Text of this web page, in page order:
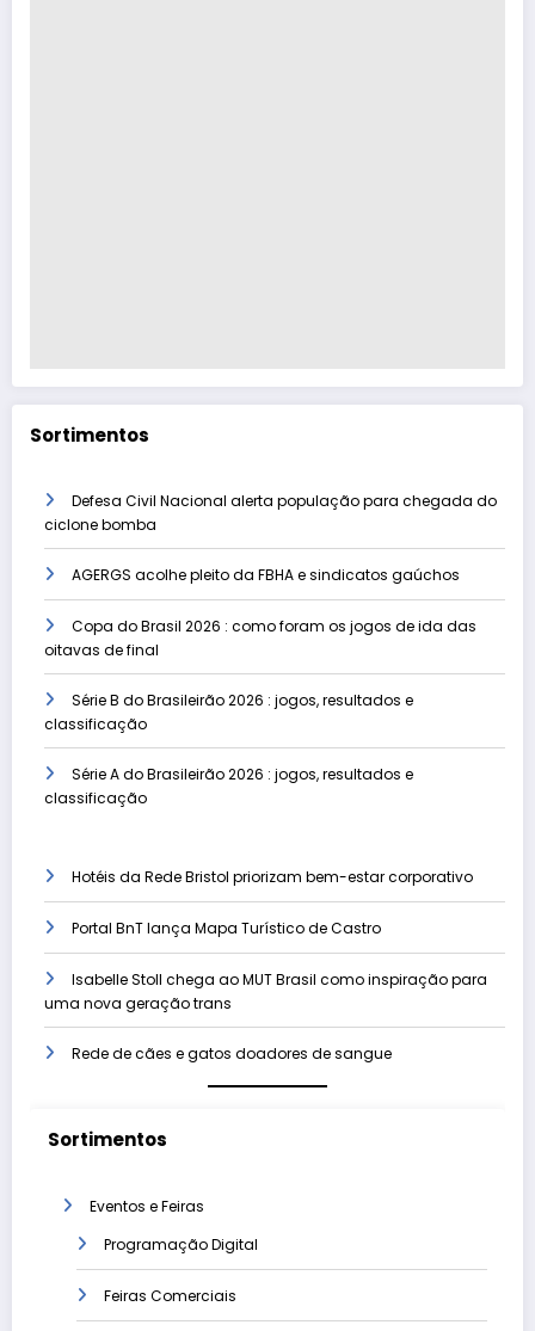
Sortimentos
Defesa Civil Nacional alerta população para chegada do
ciclone bomba
AGERGS acolhe pleito da FBHA e sindicatos gaúchos
Copa do Brasil 2026 : como foram os jogos de ida das
oitavas de final
Série B do Brasileirão 2026 : jogos, resultados e
classificação
Série A do Brasileirão 2026 : jogos, resultados e
classificação
Hotéis da Rede Bristol priorizam bem-estar corporativo
Portal BnT lança Mapa Turístico de Castro
Isabelle Stoll chega ao MUT Brasil como inspiração para
uma nova geração trans
Rede de cães e gatos doadores de sangue
Sortimentos
Eventos e Feiras
Programação Digital
Feiras Comerciais